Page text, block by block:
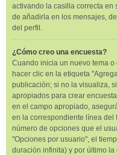
activando la casilla correcta en
de añadirla en los mensajes,
del perfil.
¿Cómo creo una encuesta?
Cuando inicia un nuevo tema
hacer clic en la etiqueta
publicación; si no la visualiza,
apropiados para crear
en el campo apropiado,
en la correspondiente línea del
número de opciones que el
"Opciones por usuario", el
duración infinita) y por último